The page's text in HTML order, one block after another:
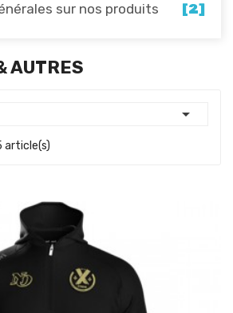
sur nos produits
[2]
AUTRES

article(s)